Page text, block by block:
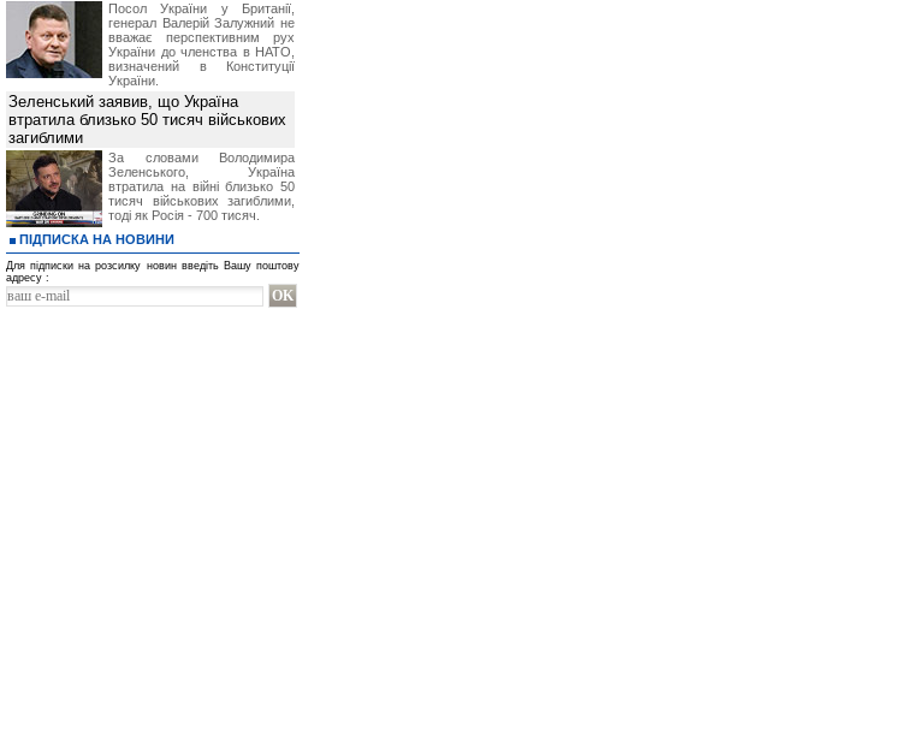
Посол України у Британії,
генерал Валерій Залужний не
вважає перспективним рух
України до членства в НАТО,
визначений в Конституції
України.
Зеленський заявив, що Україна
втратила близько 50 тисяч військових
загиблими
За словами Володимира
Зеленського, Україна
втратила на війні близько 50
тисяч військових загиблими,
тоді як Росія - 700 тисяч.
ПІДПИСКА НА НОВИНИ
Для підписки на розсилку новин введіть Вашу поштову
адресу :